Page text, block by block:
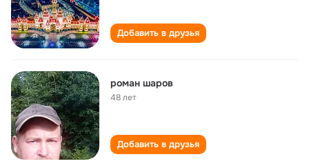
Добавить в друзья
роман шаров
48 лет
Добавить в друзья